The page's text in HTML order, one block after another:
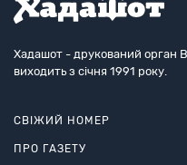
Хадашот - друкований орган
виходить з січня 1991 року.
СВІЖИЙ НОМЕР
ПРО ГАЗЕТУ